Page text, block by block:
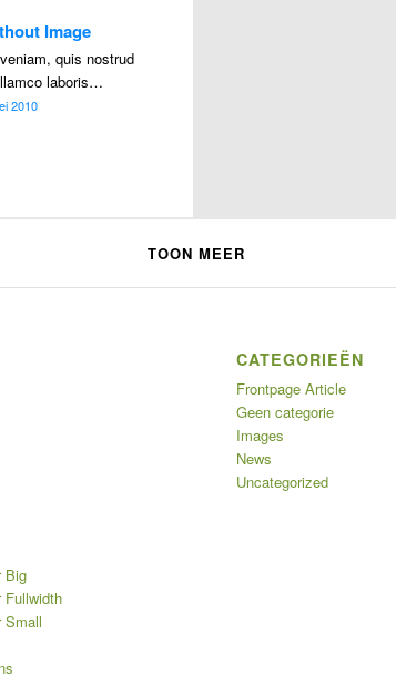
Image
quis nostrud
laboris…
2010
TOON MEER
Big
Fullwidth
Small
CATEGORIEËN
Frontpage Article
Geen categorie
Images
News
Uncategorized